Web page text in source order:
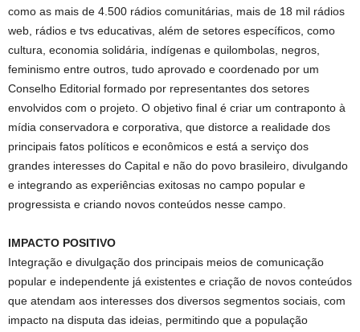
como as mais de 4.500 rádios comunitárias, mais de 18 mil rádios
web, rádios e tvs educativas, além de setores específicos, como
cultura, economia solidária, indígenas e quilombolas, negros,
feminismo entre outros, tudo aprovado e coordenado por um
Conselho Editorial formado por representantes dos setores
envolvidos com o projeto. O objetivo final é criar um contraponto à
mídia conservadora e corporativa, que distorce a realidade dos
principais fatos políticos e econômicos e está a serviço dos
grandes interesses do Capital e não do povo brasileiro, divulgando
e integrando as experiências exitosas no campo popular e
progressista e criando novos conteúdos nesse campo.
IMPACTO POSITIVO
Integração e divulgação dos principais meios de comunicação
popular e independente já existentes e criação de novos conteúdos
que atendam aos interesses dos diversos segmentos sociais, com
impacto na disputa das ideias, permitindo que a população